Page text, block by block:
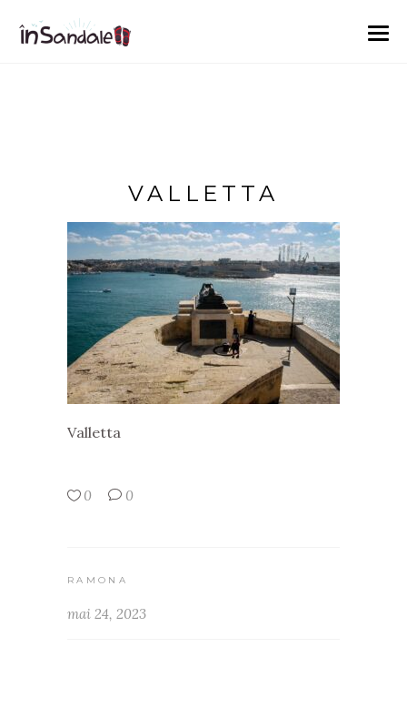
VALLETTA
Valletta
0 0
RAMONA
mai 24, 2023